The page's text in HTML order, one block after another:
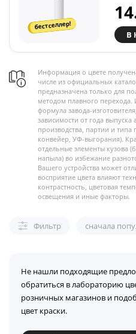
бестселлер!
В
Информация о цвете
числе из официальных
предназначена только для
методом плавного перехода.
формула завода-изготовителя,
зависимости от года
производства, партии и типа
конвейер, УФ-выгорания).
отдельные элементы кузова
напыла) во избежание
Вашего устройства может
восприятие цвета влияют
контрастность, цветовая
освещения и иные факторы.
Фильтр сначала
Не нашли подходящие
обратиться в лабораторию
розничных магазинов и
цвет краски.